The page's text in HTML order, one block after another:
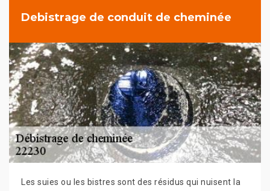
Debistrage de conduit de cheminée
Les suies ou les bistres sont des résidus qui nuisent la